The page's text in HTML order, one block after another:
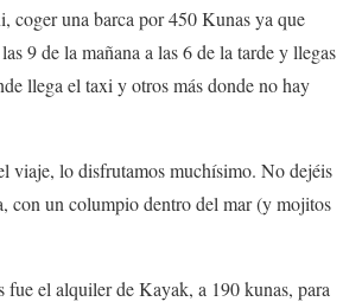
coger una barca por 450 Kunas ya que
9 de la mañana a las 6 de la tarde y llegas
llega el taxi y otros más donde no hay
viaje, lo disfrutamos muchísimo. No dejéis
con un columpio dentro del mar (y mojitos
fue el alquiler de Kayak, a 190 kunas, para